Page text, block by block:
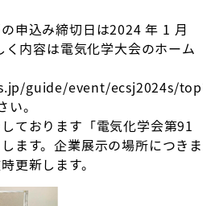
申込み締切日は2024 年 1 月
く内容は電気化学大会のホーム
guide/event/ecsj2024s/top?
い。
ております「電気化学会第91
ます。企業展示の場所につきま
更新します。